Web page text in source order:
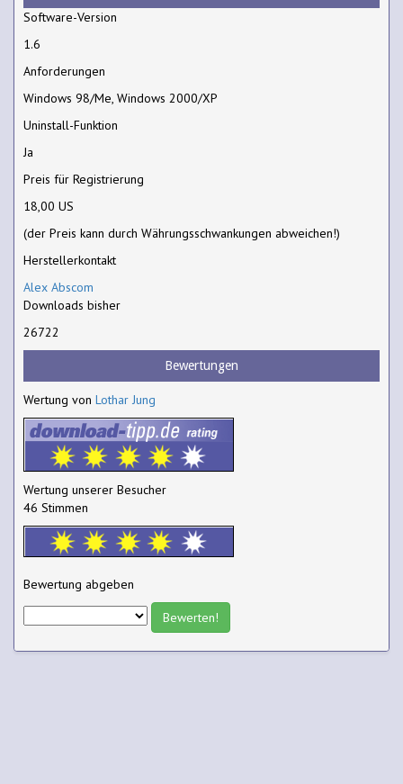
Software-Version
1.6
Anforderungen
Windows 98/Me, Windows 2000/XP
Uninstall-Funktion
Ja
Preis für Registrierung
18,00 US
(der Preis kann durch Währungsschwankungen abweichen!)
Herstellerkontakt
Alex Abscom
Downloads bisher
26722
Bewertungen
Wertung von Lothar Jung
Wertung unserer Besucher
46 Stimmen
Bewertung abgeben